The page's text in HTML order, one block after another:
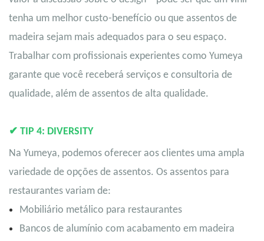
tenha um melhor custo-benefício ou que assentos de
madeira sejam mais adequados para o seu espaço.
Trabalhar com profissionais experientes como Yumeya
garante que você receberá serviços e consultoria de
qualidade, além de assentos de alta qualidade.
✔ TIP 4: DIVERSITY
Na Yumeya, podemos oferecer aos clientes uma ampla
variedade de opções de assentos. Os assentos para
restaurantes variam de:
Mobiliário metálico para restaurantes
Bancos de alumínio com acabamento em madeira